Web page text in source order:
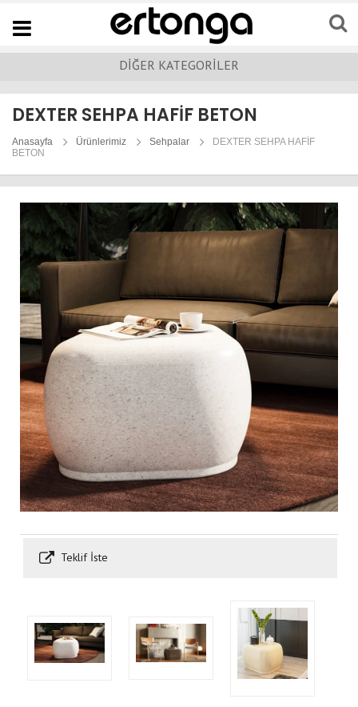
Navigation
DİĞER KATEGORİLER
DEXTER SEHPA HAFİF BETON
Anasayfa Ürünlerimiz Sehpalar
DEXTER SEHPA HAFİF
BETON
Teklif İste